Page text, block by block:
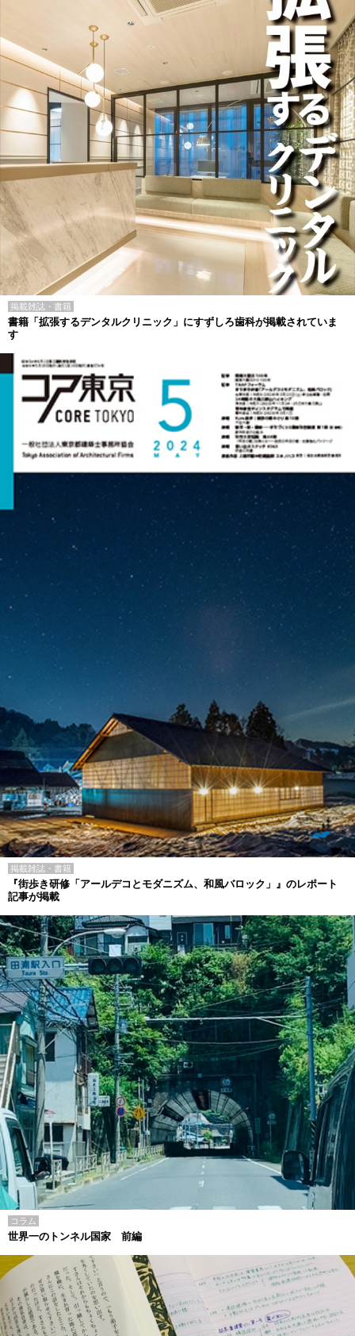
掲載雑誌・書籍
書籍「拡張するデンタルクリニック」にすずしろ歯科が掲載されていま
す
掲載雑誌・書籍
『街歩き研修「アールデコとモダニズム、和風バロック」』のレポート
記事が掲載
コラム
世界一のトンネル国家 前編